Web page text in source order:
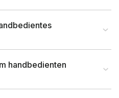
Handwerk &
Werkstatt, Industrie &
Auto & Garage
für Handbedienung &
handbedienten